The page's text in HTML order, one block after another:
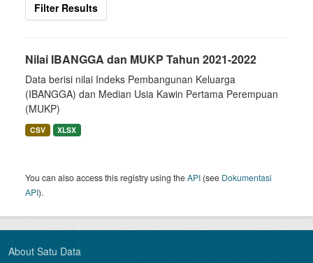
Filter Results
Nilai IBANGGA dan MUKP Tahun 2021-2022
Data berisi nilai Indeks Pembangunan Keluarga
(IBANGGA) dan Median Usia Kawin Pertama Perempuan
(MUKP)
CSV XLSX
You can also access this registry using theAPI (see Dokumentasi
API).
About Satu Data